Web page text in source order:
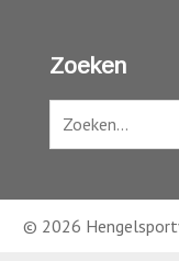
Zoeken
© 2026